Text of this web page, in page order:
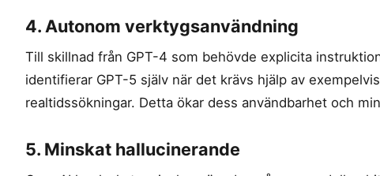
4. Autonom verktygsanvändning
Till skillnad från GPT-4 som behövde explicita
identifierar GPT-5 själv när det krävs hjälp av
realtidssökningar. Detta ökar dess användbarhet och
5. Minskat hallucinerande